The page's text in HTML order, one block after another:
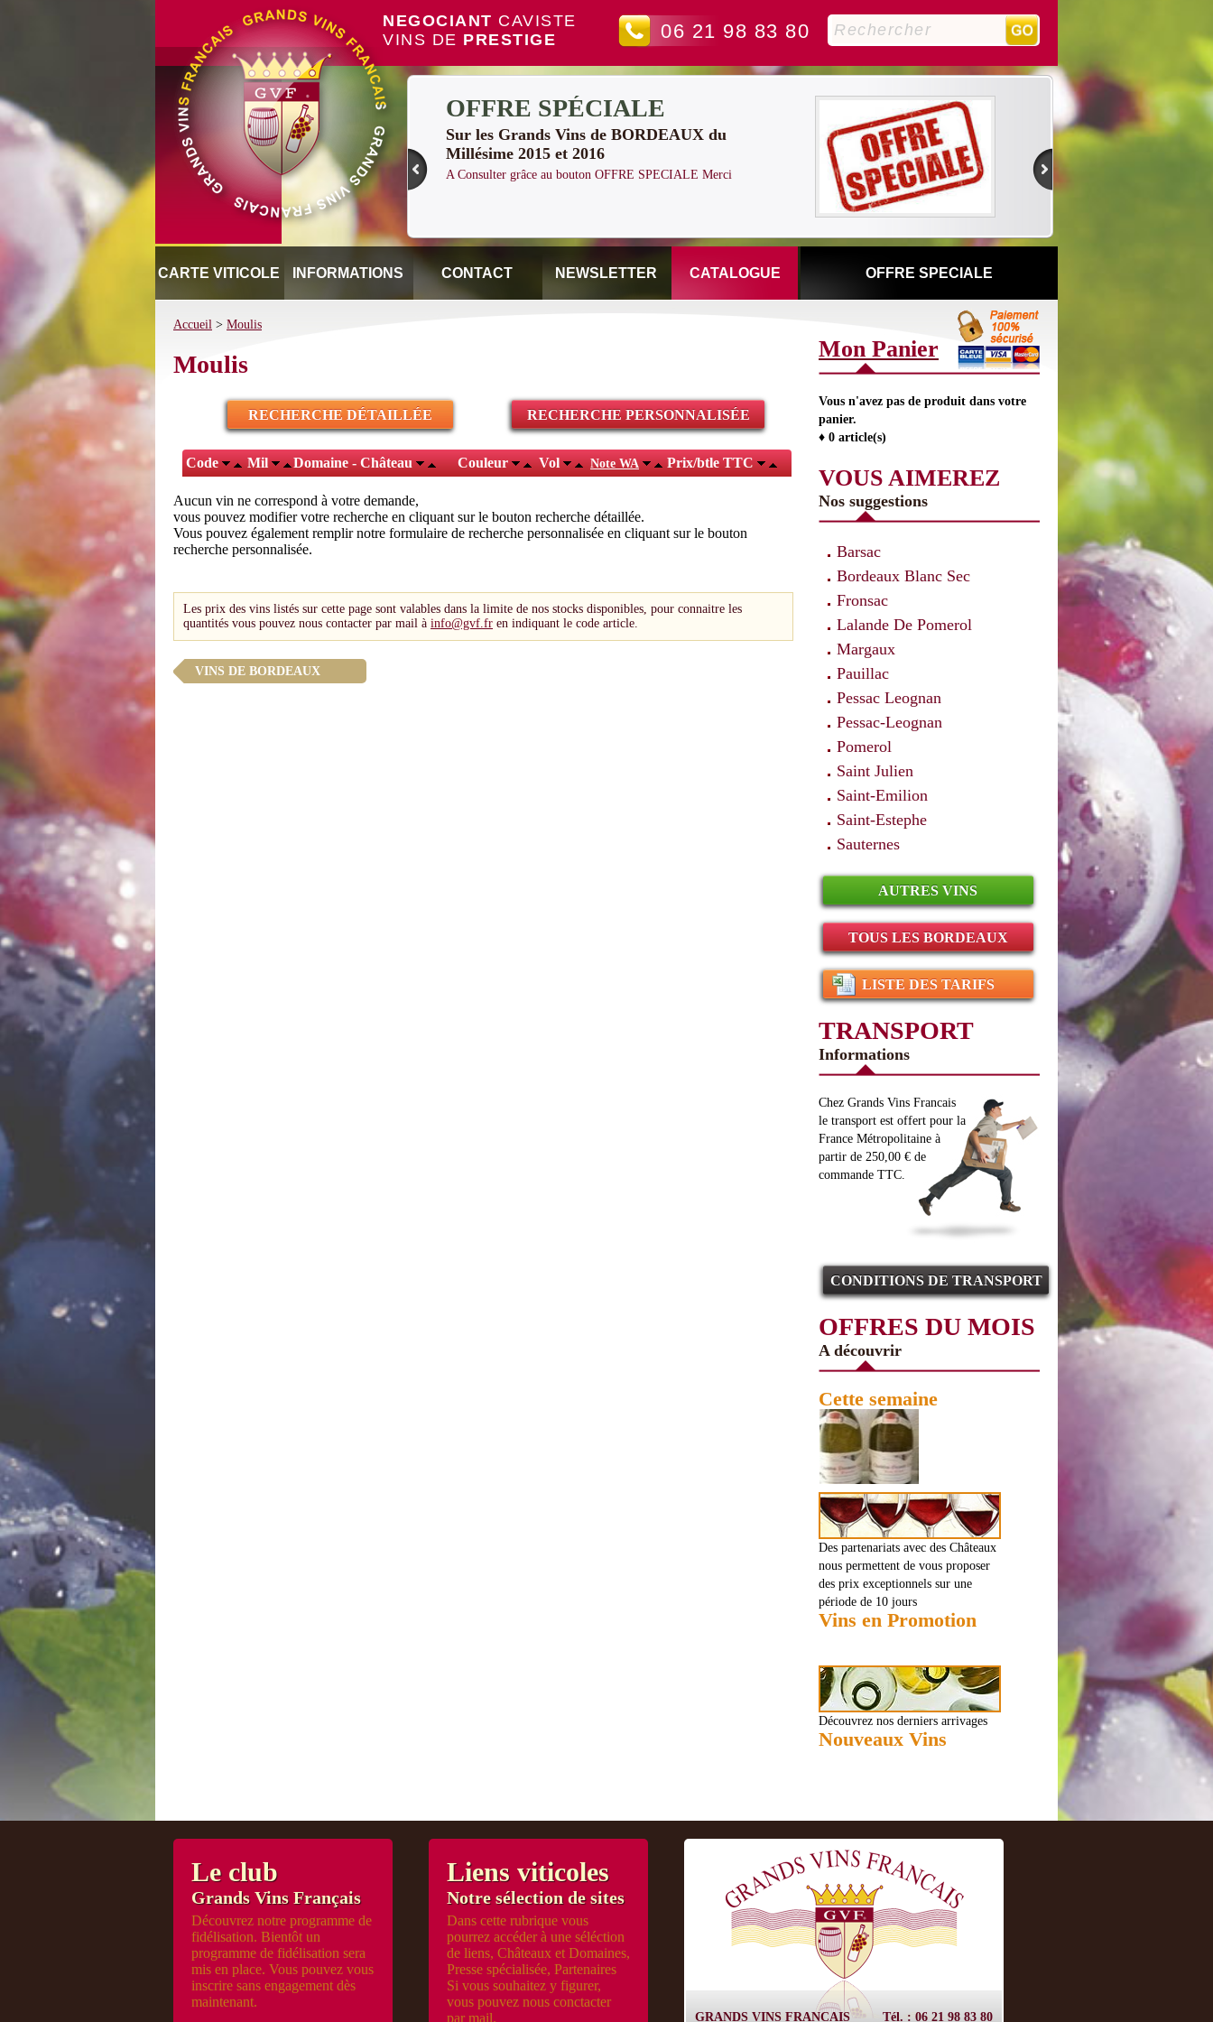
NEGOCIANT CAVISTE
VINS DE PRESTIGE 06 21 98 83 80
OFFRE SPÉCIALE
Sur les Grands Vins de BORDEAUX du
Millésime 2015 et 2016
A Consulter grâce au bouton OFFRE SPECIALE Merci
CARTE VITICOLE INFORMATIONS CONTACT NEWSLETTER CATALOGUE OFFRE SPECIALE
Mon Panier
Vous n'avez pas de produit dans votre
panier.
♦ 0 article(s)
VOUS AIMEREZ
Nos suggestions
Barsac
Bordeaux Blanc Sec
Fronsac
Lalande De Pomerol
Margaux
Pauillac
Pessac Leognan
Pessac-Leognan
Pomerol
Saint Julien
Saint-Emilion
Saint-Estephe
Sauternes
AUTRES VINS
TOUS LES BORDEAUX
LISTE DES TARIFS
TRANSPORT
Informations
Chez Grands Vins Francais
le transport est offert pour la
France Métropolitaine à
partir de 250,00 € de
commande TTC.
CONDITIONS DE TRANSPORT
OFFRES DU MOIS
A découvrir
Cette semaine
Des partenariats avec des Châteaux
nous permettent de vous proposer
des prix exceptionnels sur une
période de 10 jours
Vins en Promotion
Découvrez nos derniers arrivages
Nouveaux Vins
Accueil > Moulis
Moulis
RECHERCHE DÉTAILLÉE RECHERCHE PERSONNALISÉE
Code Mil Domaine - Château Couleur Vol Note WA Prix/btle TTC
Aucun vin ne correspond à votre demande,
vous pouvez modifier votre recherche en cliquant sur le bouton recherche détaillée.
Vous pouvez également remplir notre formulaire de recherche personnalisée en cliquant sur le bouton
recherche personnalisée.
Les prix des vins listés sur cette page sont valables dans la limite de nos stocks disponibles, pour connaitre les
quantités vous pouvez nous contacter par mail à info@gvf.fr en indiquant le code article.
VINS DE BORDEAUX
Le club
Grands Vins Français
Découvrez notre programme de
fidélisation. Bientôt un
programme de fidélisation sera
mis en place. Vous pouvez vous
inscrire sans engagement dès
maintenant.
Liens viticoles
Notre sélection de sites
Dans cette rubrique vous
pourrez accéder à une séléction
de liens, Châteaux et Domaines,
Presse spécialisée, Partenaires
Si vous souhaitez y figurer,
vous pouvez nous conctacter
par mail.
GRANDS VINS FRANCAIS Tél. : 06 21 98 83 80